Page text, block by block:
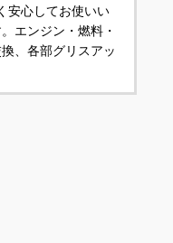
安心してお使いい
エンジン・燃料・
、各部グリスアッ